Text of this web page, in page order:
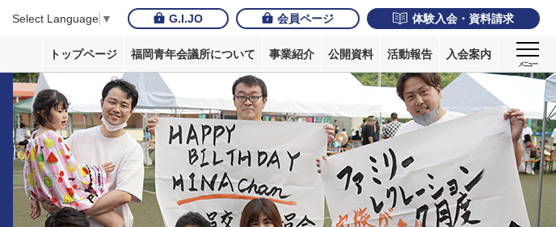
Select Language ▼ G.I.JO 会員ページ 体験入会・資料請求
トップページ 福岡青年会議所について 事業紹介 公開資料 活動報告 入会案内
メニュー